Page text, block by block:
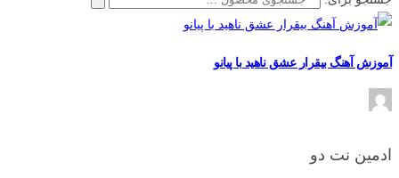
آموزش آهنگ بیقرار عشق ناهید با پیانو
ادمین نت دو